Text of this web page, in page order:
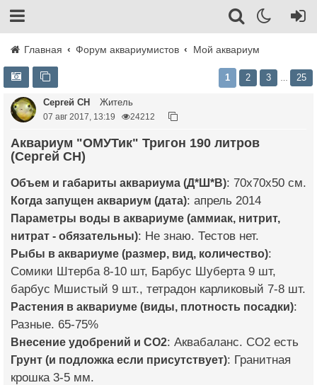
Главная Форум аквариумистов Мой аквариум
1 2 3 25
Сергей СН Житель
07 авг 2017, 13:19 24212
Аквариум "ОМУТик" Тригон 190 литров
(Сергей СН)
Объем и габариты аквариума (Д*Ш*В): 70х70х50 см.
Когда запущен аквариум (дата): апрель 2014
Параметры воды в аквариуме (аммиак, нитрит,
нитрат - обязательны): Не знаю. Тестов нет.
Рыбы в аквариуме (размер, вид, количество):
Сомики Штерба 8-10 шт, Барбус Шуберта 9 шт,
барбус Мшистый 9 шт., тетрадон карликовый 7-8 шт.
Растения в аквариуме (виды, плотность посадки):
Разные. 65-75%
Внесение удобрений и CO2: Аквабаланс. СО2 есть
Грунт (и подложка если присутствует): Гранитная
крошка 3-5 мм.